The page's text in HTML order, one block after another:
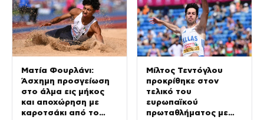
Ματία Φουρλάνι:
Άσχημη προσγείωση
στο άλμα εις μήκος
και αποχώρηση με
καροτσάκι από το
Μίλτος Τεντόγλου
προκρίθηκε στον
τελικό του
ευρωπαϊκού
πρωταθλήματος με